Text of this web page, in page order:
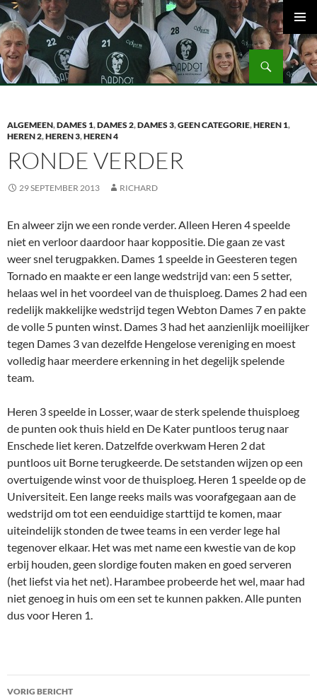
Ga
naar
de
inhoud
Volleybalvereniging Vips Bardot
Zoeken
MENU
ALGEMEEN,DAMES 1,DAMES 2,DAMES 3,GEEN CATEGORIE,HEREN 1,
HEREN 2,HEREN 3,HEREN 4
RONDE VERDER
29 SEPTEMBER 2013 RICHARD
En alweer zijn we een ronde verder. Alleen Heren 4 speelde
niet en verloor daardoor haar koppositie. Die gaan ze vast
weer snel terugpakken. Dames 1 speelde in Geesteren tegen
Tornado en maakte er een lange wedstrijd van: een 5 setter,
helaas wel in het voordeel van de thuisploeg. Dames 2 had een
redelijk makkelijke wedstrijd tegen Webton Dames 7 en pakte
de volle 5 punten winst. Dames 3 had het aanzienlijk moeilijker
tegen Dames 3 van dezelfde Hengelose vereniging en moest
volledig haar meerdere erkenning in het degelijk spelende
team.
Heren 3 speelde in Losser, waar de sterk spelende thuisploeg
de punten ook thuis hield en De Kater puntloos terug naar
Enschede liet keren. Datzelfde overkwam Heren 2 dat
puntloos uit Borne terugkeerde. De setstanden wijzen op een
overtuigende winst voor de thuisploeg. Heren 1 speelde op de
Universiteit. Een lange reeks mails was voorafgegaan aan de
wedstrijd om tot een eenduidige starttijd te komen, maar
uiteindelijk stonden de twee teams in een verder lege hal
tegenover elkaar. Het was met name een kwestie van de kop
erbij houden, geen slordige fouten maken en goed serveren
(het liefst via het net). Harambee probeerde het wel, maar had
niet genoeg in huis om een set te kunnen pakken. Alle punten
dus voor Heren 1.
Bericht
VORIG BERICHT